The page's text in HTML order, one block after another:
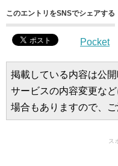
このエントリをSNSでシェアする
Pocket
掲載している内容は公
サービスの内容変更な
場合もありますので、ご
ス